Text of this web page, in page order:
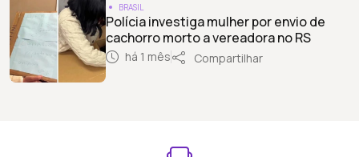
BRASIL
Polícia investiga mulher por envio de
cachorro morto a vereadora no RS
há 1 mês Compartilhar